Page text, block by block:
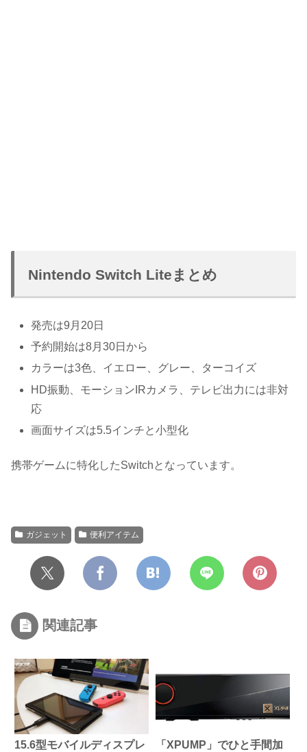
Nintendo Switch Liteまとめ
発売は9月20日
予約開始は8月30日から
カラーは3色、イエロー、グレー、ターコイズ
HD振動、モーションIRカメラ、テレビ出力には非対
応
画面サイズは5.5インチと小型化
携帯ゲームに特化したSwitchとなっています。
ガジェット 便利アイテム
関連記事
15.6型モバイルディスプレ
「XPUMP」でひと手間加